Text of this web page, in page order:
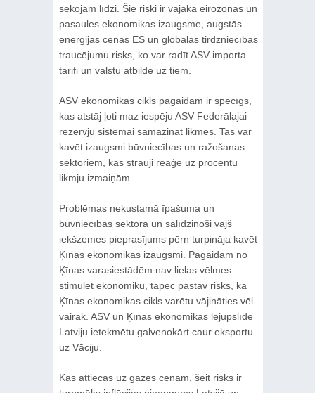
sekojam līdzi. Šie riski ir vājāka eirozonas un
pasaules ekonomikas izaugsme, augstās
enerģijas cenas ES un globālās tirdzniecības
traucējumu risks, ko var radīt ASV importa
tarifi un valstu atbilde uz tiem.
ASV ekonomikas cikls pagaidām ir spēcīgs,
kas atstāj ļoti maz iespēju ASV Federālajai
rezervju sistēmai samazināt likmes. Tas var
kavēt izaugsmi būvniecības un ražošanas
sektoriem, kas strauji reaģē uz procentu
likmju izmaiņām.
Problēmas nekustamā īpašuma un
būvniecības sektorā un salīdzinoši vājš
iekšzemes pieprasījums pērn turpināja kavēt
Ķīnas ekonomikas izaugsmi. Pagaidām no
Ķīnas varasiestādēm nav lielas vēlmes
stimulēt ekonomiku, tāpēc pastāv risks, ka
Ķīnas ekonomikas cikls varētu vājināties vēl
vairāk. ASV un Ķīnas ekonomikas lejupslīde
Latviju ietekmētu galvenokārt caur eksportu
uz Vāciju.
Kas attiecas uz gāzes cenām, šeit risks ir